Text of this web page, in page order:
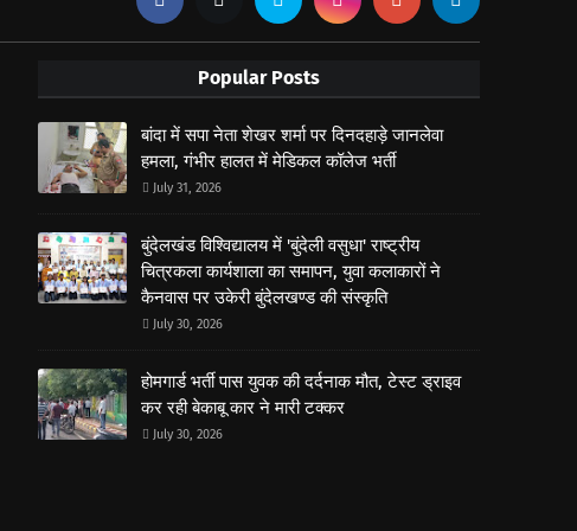
Popular Posts
बांदा में सपा नेता शेखर शर्मा पर दिनदहाड़े जानलेवा
हमला, गंभीर हालत में मेडिकल कॉलेज भर्ती
July 31, 2026
बुंदेलखंड विश्विद्यालय में 'बुंदेली वसुधा' राष्ट्रीय
चित्रकला कार्यशाला का समापन, युवा कलाकारों ने
कैनवास पर उकेरी बुंदेलखण्ड की संस्कृति
July 30, 2026
होमगार्ड भर्ती पास युवक की दर्दनाक मौत, टेस्ट ड्राइव
कर रही बेकाबू कार ने मारी टक्कर
July 30, 2026